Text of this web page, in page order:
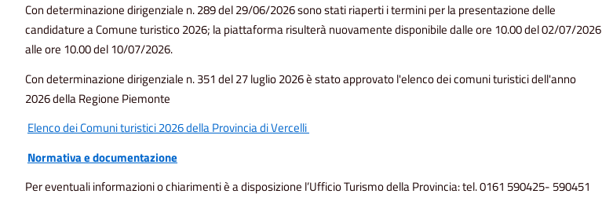
Con determinazione dirigenziale n. 289 del 29/06/2026 sono stati riaperti i termini per la presentazione delle
candidature a Comune turistico 2026; la piattaforma risulterà nuovamente disponibile dalle ore 10.00 del 02/07/2026
alle ore 10.00 del 10/07/2026.
Con determinazione dirigenziale n. 351 del 27 luglio 2026 è stato approvato l'elenco dei comuni turistici dell'anno
2026 della Regione Piemonte
Elenco dei Comuni turistici 2026 della Provincia di Vercelli
Normativa e documentazione
Per eventuali informazioni o chiarimenti è a disposizione l’Ufficio Turismo della Provincia: tel. 0161 590425- 590451